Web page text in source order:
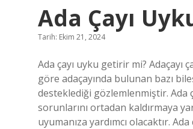
Ada Çayı
Tarih: Ekim 21, 2024
Ada çayı uyku getirir mi? Adaçayı
göre adaçayında bulunan bazı
desteklediği gözlemlenmiştir. Ada
sorunlarını ortadan kaldırmaya
uyumanıza yardımcı olacaktır.